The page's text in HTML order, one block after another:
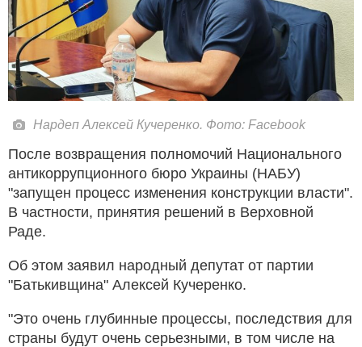
Нардеп Алексей Кучеренко. Фото: Facebook
После возвращения полномочий Национального
антикоррупционного бюро Украины (НАБУ)
"запущен процесс изменения конструкции власти".
В частности, принятия решений в Верховной
Раде.
Об этом заявил народный депутат от партии
"Батькивщина" Алексей Кучеренко.
"Это очень глубинные процессы, последствия для
страны будут очень серьезными, в том числе на